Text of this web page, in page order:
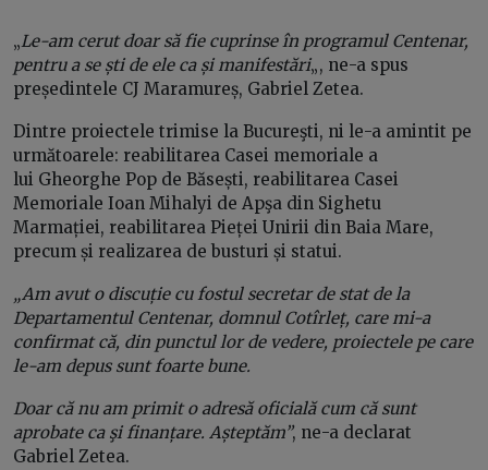
„Le-am cerut doar să fie cuprinse în programul Centenar,
pentru a se ști de ele ca și manifestări„, ne-a spus
președintele CJ Maramureș, Gabriel Zetea.
Dintre proiectele trimise la Bucureşti, ni le-a amintit pe
următoarele: reabilitarea Casei memoriale a
lui Gheorghe Pop de Băsești, reabilitarea Casei
Memoriale Ioan Mihalyi de Apşa din Sighetu
Marmației, reabilitarea Pieței Unirii din Baia Mare,
precum și realizarea de busturi și statui.
„Am avut o discuție cu fostul secretar de stat de la
Departamentul Centenar, domnul Cotîrleț, care mi-a
confirmat că, din punctul lor de vedere, proiectele pe care
le-am depus sunt foarte bune.
Doar că nu am primit o adresă oficială cum că sunt
aprobate ca şi finanțare. Așteptăm”, ne-a declarat
Gabriel Zetea.